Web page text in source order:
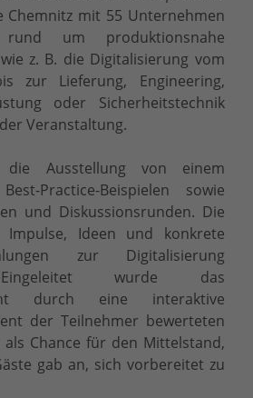
Chemnitz mit 55 Unternehmen
um produktionsnahe
z. B. die Digitalisierung vom
zur Lieferung, Engineering,
oder Sicherheitstechnik
Veranstaltung.
die Ausstellung von einem
Practice-Beispielen sowie
und Diskussionsrunden. Die
Impulse, Ideen und konkrete
zur Digitalisierung
wurde das
durch eine interaktive
der Teilnehmer bewerteten
Chance für den Mittelstand,
gab an, sich vorbereitet zu